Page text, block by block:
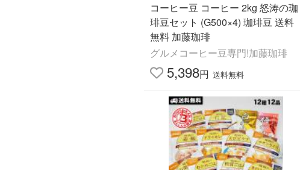
コーヒー豆 コーヒー 2kg 怒涛の珈
琲豆セット (G500×4) 珈琲豆 送料
無料 加藤珈琲
グルメコーヒー豆専門!加藤珈琲
5,398円 送料無料